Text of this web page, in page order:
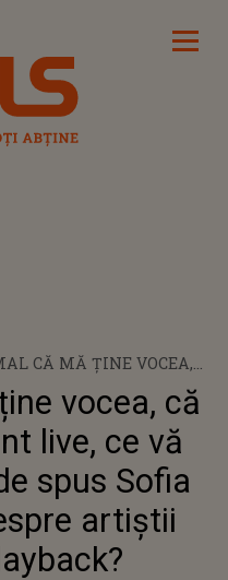
CĂ MĂ ȚINE VOCEA,
ÎNCĂ MAI CÂNT LIVE, CE
CE ARE DE SPUS
DESPRE
CARE FAC PLAYBACK?
vocea, că
live, ce vă
spus Sofia
artiștii